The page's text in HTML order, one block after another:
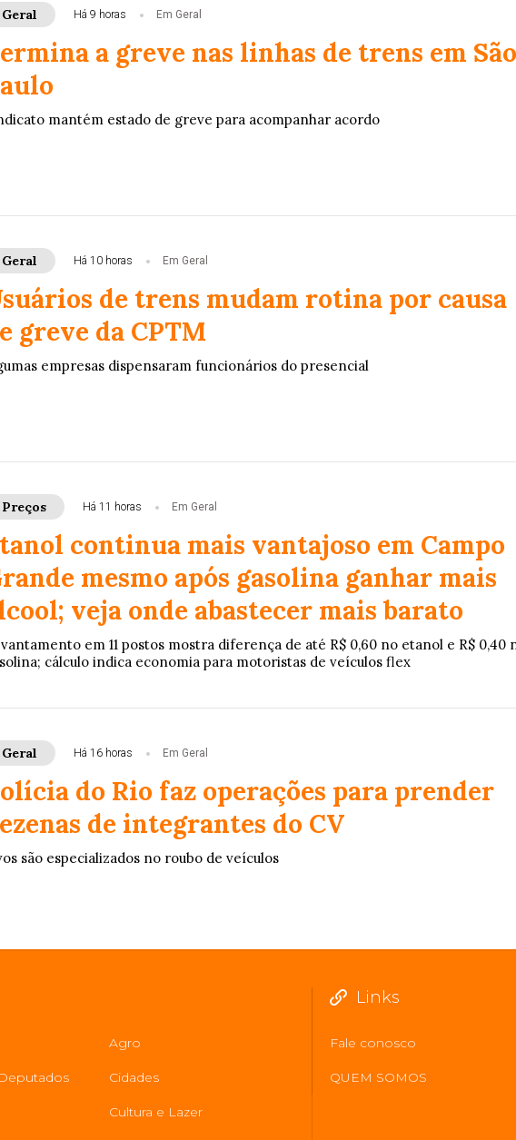
Geral Há 9 horas Em Geral
a greve nas linhas de trens em São
mantém estado de greve para acompanhar acordo
Geral Há 10 horas Em Geral
de trens mudam rotina por causa
greve da CPTM
empresas dispensaram funcionários do presencial
Preços Há 11 horas Em Geral
continua mais vantajoso em Campo
mesmo após gasolina ganhar mais
veja onde abastecer mais barato
em 11 postos mostra diferença de até R$ 0,60 no etanol e R$ 0,40
cálculo indica economia para motoristas de veículos flex
Geral Há 16 horas Em Geral
do Rio faz operações para prender
de integrantes do CV
são especializados no roubo de veículos
Agro
Cidades
Cultura e Lazer
Links
Fale conosco
QUEM SOMOS